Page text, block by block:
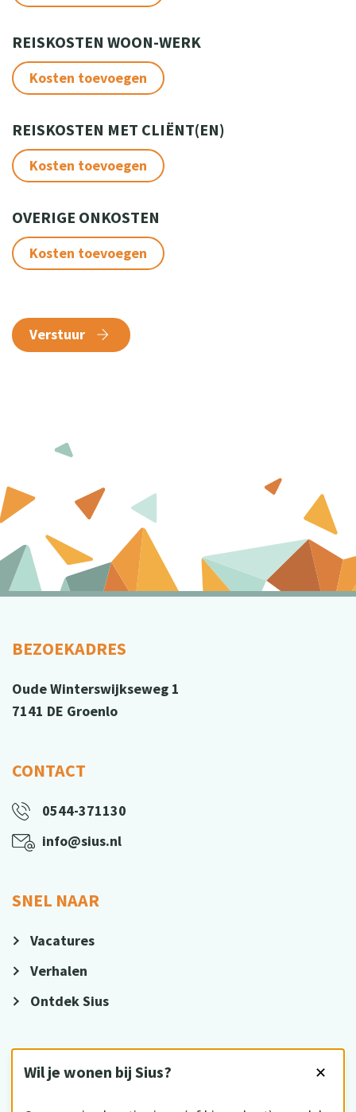
Wil je wonen bij Sius? ✕
REISKOSTEN WOON-WERK
Kosten toevoegen
REISKOSTEN MET CLIËNT(EN)
Kosten toevoegen
OVERIGE ONKOSTEN
Kosten toevoegen
Verstuur
BEZOEKADRES
Oude Winterswijkseweg 1
7141 DE Groenlo
CONTACT
0544-371130
info@sius.nl
SNEL NAAR
Vacatures
Verhalen
Ontdek Sius